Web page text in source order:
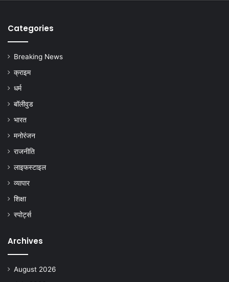
Categories
Breaking News
क्राइम
धर्म
बॉलीवुड
भारत
मनोरंजन
राजनीति
लाइफस्टाइल
व्यापार
शिक्षा
स्पोर्ट्स
Archives
August 2026